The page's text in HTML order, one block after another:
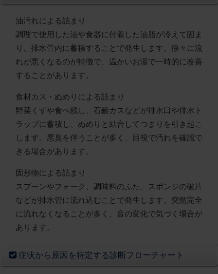
油汚れによる詰まり
調理で使用した油や食器に付着した油脂が冷えて固ま
り、排水管内に蓄積することで発生します。徐々に流
れが悪くなるのが特徴で、温かいお湯で一時的に改善
することがあります。
食材カス・ぬめりによる詰まり
野菜くずや食べ残し、石鹸カスなどが排水口や排水ト
ラップに蓄積し、ぬめりと結合してつまりを引き起こ
します。悪臭を伴うことが多く、目視で汚れを確認で
きる場合があります。
固形物による詰まり
スプーンやフォーク、調味料のふた、スポンジの破片
などが排水管に流れ込むことで発生します。突然完全
に流れなくなることが多く、音の変化で気づく場合が
あります。
症状から原因を特定する診断フローチャート